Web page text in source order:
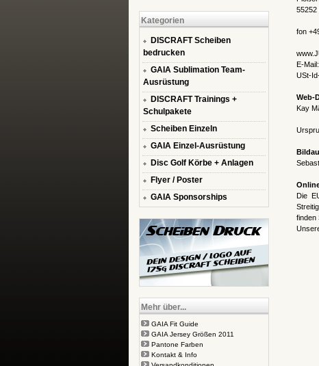
Kategorien
DISCRAFT Scheiben
bedrucken
GAIA Sublimation Team-
Ausrüstung
DISCRAFT Trainings +
Schulpakete
Scheiben Einzeln
GAIA Einzel-Ausrüstung
Disc Golf Körbe + Anlagen
Flyer / Poster
GAIA Sponsorships
Mehr über...
GAIA Fit Guide
GAIA Jersey Größen 2011
Pantone Farben
Kontakt & Info
55252
fon
E-
USt-
Web-
Kay
Die
finden